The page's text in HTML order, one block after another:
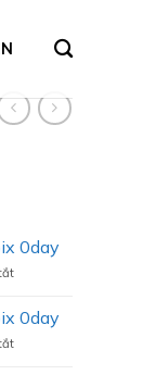
0day
ở
Tempix
0day
0day
ở